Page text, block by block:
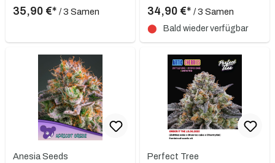
35,90 €* / 3 Samen 34,90 €* / 3 Samen
⬤ Bald wieder verfügbar
Anesia Seeds Perfect Tree